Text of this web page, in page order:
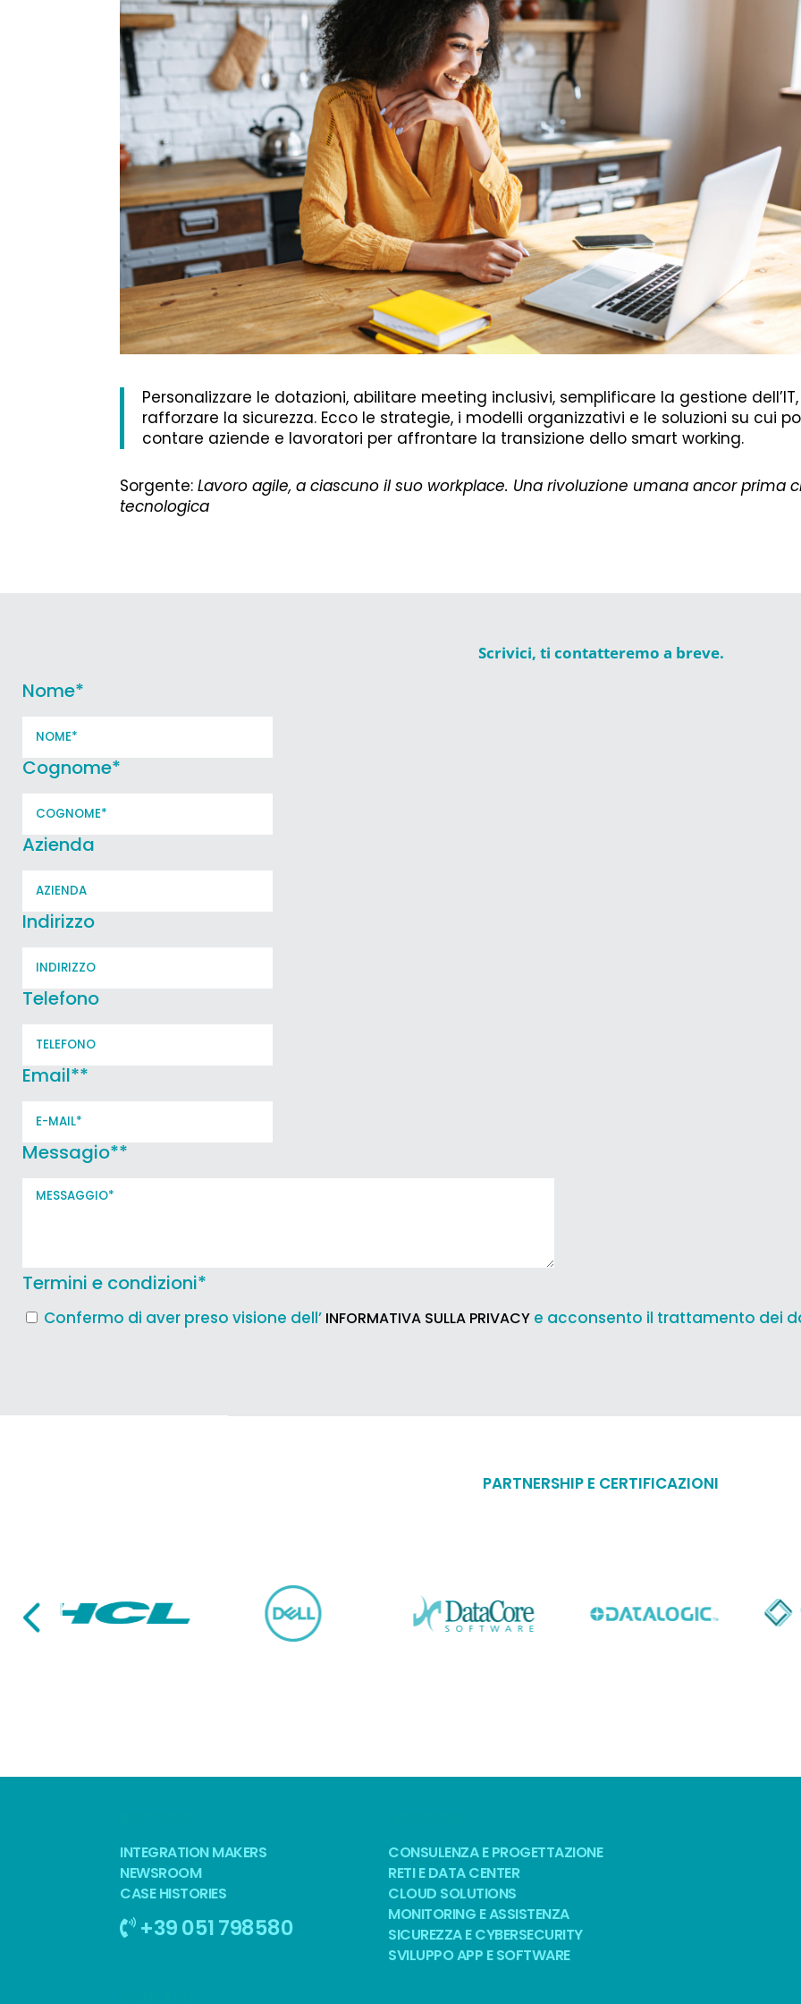
Personalizzare le dotazioni, abilitare meeting inclusivi, semplificare la gestione dell’IT,
rafforzare la sicurezza. Ecco le strategie, i modelli organizzativi e le soluzioni su cui
contare aziende e lavoratori per affrontare la transizione dello smart working.
Sorgente:Lavoro agile, a ciascuno il suo workplace. Una rivoluzione umana ancor prima
tecnologica
Scrivici, ti contatteremo a breve.
Nome*
Cognome*
Azienda
Indirizzo
Telefono
Email**
Messagio**
Termini e condizioni*
Confermo di aver preso visione dell’ INFORMATIVA SULLA PRIVACY e acconsento il trattamento dei
PARTNERSHIP E CERTIFICAZIONI
INTEGRATION MAKERS
NEWSROOM
CASE HISTORIES
+39 051 798580
CONSULENZA E PROGETTAZIONE
RETI E DATA CENTER
CLOUD SOLUTIONS
MONITORING E ASSISTENZA
SICUREZZA E CYBERSECURITY
SVILUPPO APP E SOFTWARE